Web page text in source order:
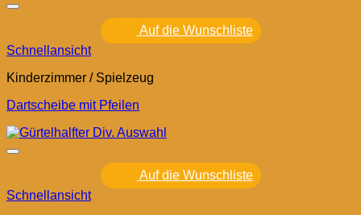
Auf die Wunschliste
Schnellansicht
Kinderzimmer / Spielzeug
Dartscheibe mit Pfeilen
Auf die Wunschliste
Schnellansicht